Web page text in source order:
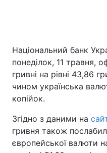
Головна
Україна
Економіка
Спорт
Техно і зв'язок
Національний банк
понеділок, 11 травня,
гривні на рівні 43,86
чином українська
копійок.
Згідно з даними на
гривня також
європейської валюти